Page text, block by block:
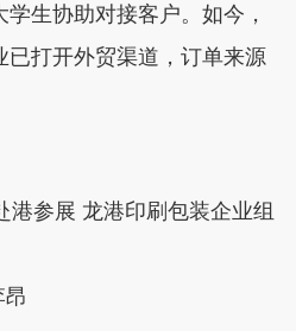
生协助对接客户。如今，
已打开外贸渠道，订单来源
港参展 龙港印刷包装企业组